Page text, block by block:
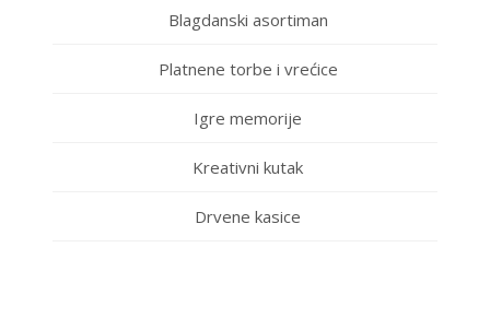
Blagdanski asortiman
Platnene torbe i vrećice
Igre memorije
Kreativni kutak
Drvene kasice